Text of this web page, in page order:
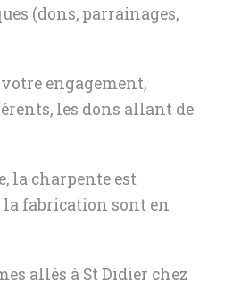
(dons, parrainages,
engagement,
les dons allant de
la charpente est
fabrication sont en
allés à St Didier chez